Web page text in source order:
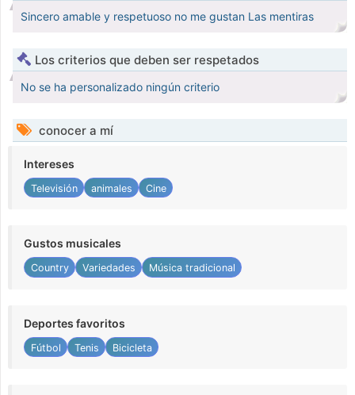
Sincero amable y respetuoso no me gustan Las mentiras
Los criterios que deben ser respetados
No se ha personalizado ningún criterio
conocer a mí
Intereses
Televisión animales Cine
Gustos musicales
Country Variedades Música tradicional
Deportes favoritos
Fútbol Tenis Bicicleta